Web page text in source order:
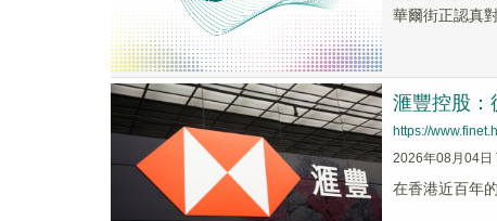
華爾街正認真對
滙豐控股：
https://
2026年08月04日
在香港近百年